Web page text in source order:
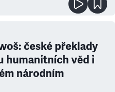
české překlady
humanitních věd i
národním